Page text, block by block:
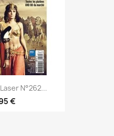
N°262...
€